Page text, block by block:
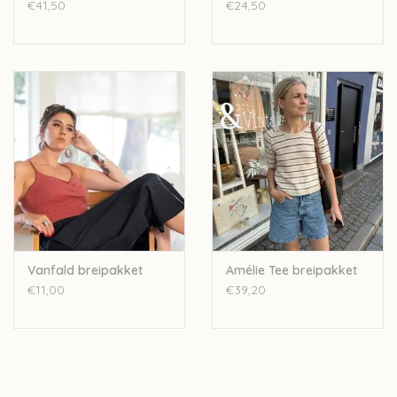
€41,50
€24,50
Vanfald breipakket
€11,00
Amélie Tee breipakket
€39,20